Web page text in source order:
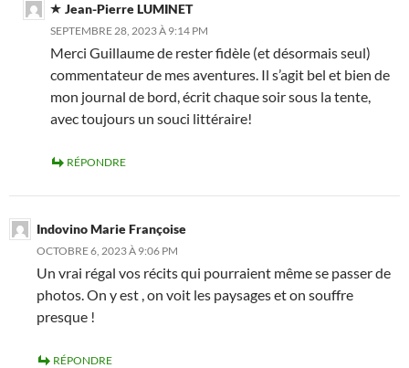
Jean-Pierre LUMINET
SEPTEMBRE 28, 2023 À 9:14 PM
Merci Guillaume de rester fidèle (et désormais seul)
commentateur de mes aventures. Il s’agit bel et bien de
mon journal de bord, écrit chaque soir sous la tente,
avec toujours un souci littéraire!
RÉPONDRE
Indovino Marie Françoise
OCTOBRE 6, 2023 À 9:06 PM
Un vrai régal vos récits qui pourraient même se passer de
photos. On y est , on voit les paysages et on souffre
presque !
RÉPONDRE